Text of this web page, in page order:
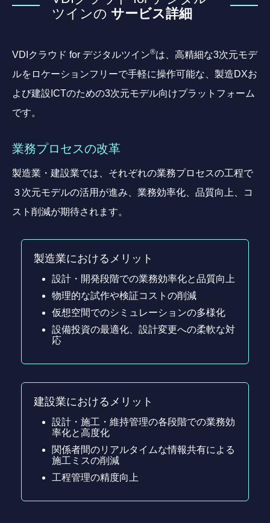
ツインの サービス詳細
VDIクラウド for デジタルツイン®は、高精細な3次元モデ
ルをロケーションフリーで手軽に操作可能な、製造DXお
よび建設ICTのための3次元モデル向けプラットフォーム
です。
業務プロセスの改革
製造業・建設業では、それぞれの業務プロセスの工程で
３次元モデルの活用が進み、業務効率化、品質向上、コ
スト削減が期待されます。
製造業におけるメリット
設計・開発段階での業務効率化と品質向上
物理的な試作や検証コストの削減
仮想空間でのシミュレーションの多様化
設備投資の最適化、設計変更への柔軟な対
応
建設業におけるメリット
設計・施工・維持管理の各段階での業務効
率化と高度化
関係者間のリアルタイムな情報共有による
施工ミスの削減
工程管理の精度向上